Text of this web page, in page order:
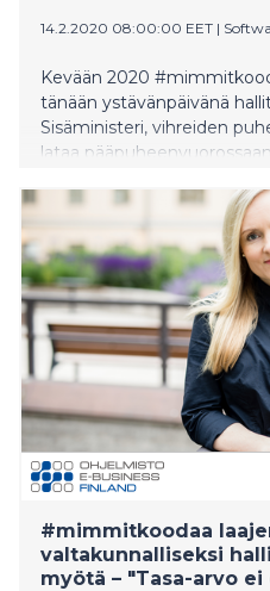
14.2.2020 08:00:00 EET |
Kevään 2020
tänään ystävänpäivänä
Sisäministeri, vihreiden
lataa
puheen ottavat paikan
vastaan 500
”mimmiä” ja tilaisuutta
maata. EU:n tasa-
#mimmitkoodaa onkin nyt
valtakunnalliseksi, kiitos
vuotissäätiön apurahan.
#mimmitkoodaa
valtakunnalliseksi
myötä – "Tasa-arvo